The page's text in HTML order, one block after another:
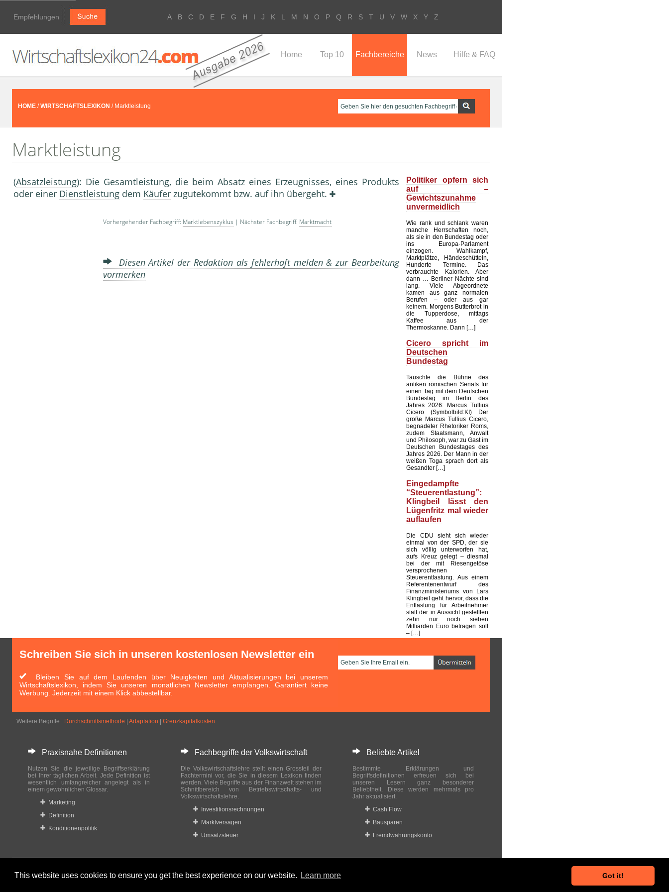
This website uses cookies to ensure you get the best experience on our website. Learn more Got it!
Empfehlungen A B C D E F G H I J K L M N O P Q R S T U V W X Y Z
Home Top 10 Fachbereiche News Hilfe & FAQ
HOME /WIRTSCHAFTSLEXIKON / Marktleistung
Marktleistung
(Absatzleistung): Die Gesamt­leistung, die beim Absatz eines Erzeugnisses, ei­nes Produkts
oder einer Dienstleistung dem Käufer zugutekommt bzw. auf ihn übergeht.
Vorhergehender Fachbegriff: Marktlebenszyklus | Nächster Fachbegriff: Marktmacht
Diesen Artikel der Redaktion als fehlerhaft melden & zur Bearbeitung
vormerken
Politiker opfern sich
auf –
Gewichtszunahme
unvermeidlich
Wie rank und schlank waren
manche Herrschaften noch,
als sie in den Bundestag oder
ins Europa-Parlament
einzogen. Wahlkampf,
Marktplätze, Händeschütteln,
Hunderte Termine. Das
verbrauchte Kalorien. Aber
dann … Berliner Nächte sind
lang. Viele Abgeordnete
kamen aus ganz normalen
Berufen – oder aus gar
keinem. Morgens Butterbrot in
die Tupperdose, mittags
Kaffee aus der
Thermoskanne. Dann […]
Cicero spricht im
Deutschen
Bundestag
Tauschte die Bühne des
antiken römischen Senats für
einen Tag mit dem Deutschen
Bundestag im Berlin des
Jahres 2026: Marcus Tullius
Cicero (Symbolbild:KI) Der
große Marcus Tullius Cicero,
begnadeter Rhetoriker Roms,
zudem Staatsmann, Anwalt
und Philosoph, war zu Gast im
Deutschen Bundestages des
Jahres 2026. Der Mann in der
weißen Toga sprach dort als
Gesandter […]
Eingedampfte
“Steuerentlastung”:
Klingbeil lässt den
Lügenfritz mal wieder
auflaufen
Die CDU sieht sich wieder
einmal von der SPD, der sie
sich völlig unterworfen hat,
aufs Kreuz gelegt – diesmal
bei der mit Riesengetöse
versprochenen
Steuerentlastung. Aus einem
Referentenentwurf des
Finanzministeriums von Lars
Klingbeil geht hervor, dass die
Entlastung für Arbeitnehmer
statt der in Aussicht gestellten
zehn nur noch sieben
Milliarden Euro betragen soll
– […]
Schreiben Sie sich in unseren kostenlosen Newsletter ein
Bleiben Sie auf dem Laufenden über Neuigkeiten und Aktualisierungen bei unserem
Wirtschaftslexikon, indem Sie unseren monatlichen Newsletter empfangen. Garantiert keine
Werbung. Jederzeit mit einem Klick abbestellbar.
Weitere Begriffe : Durchschnittsmethode Adaptation Grenzkapitalkosten
Praxisnahe Definitionen
Nutzen Sie die jeweilige Begriffserklärung
bei Ihrer täglichen Arbeit. Jede Definition ist
wesentlich umfangreicher angelegt als in
einem gewöhnlichen Glossar.
Marketing
Definition
Konditionenpolitik
Fachbegriffe der Volkswirtschaft
Die Volkswirtschaftslehre stellt einen Grossteil der
Fachtermini vor, die Sie in diesem Lexikon finden
werden. Viele Begriffe aus der Finanzwelt stehen im
Schnittbereich von Betriebswirtschafts- und
Volkswirtschaftslehre.
Investitionsrechnungen
Marktversagen
Umsatzsteuer
Beliebte Artikel
Bestimmte Erklärungen und
Begriffsdefinitionen erfreuen sich bei
unseren Lesern ganz besonderer
Beliebtheit. Diese werden mehrmals pro
Jahr aktualisiert.
Cash Flow
Bausparen
Fremdwährungskonto